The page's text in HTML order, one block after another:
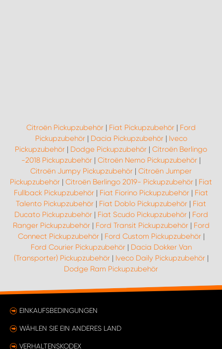
Citroën Pickupzubehör | Fiat Pickupzubehör | Ford
Pickupzubehör| Dacia Pickupzubehör| Iveco
Pickupzubehör | Dodge Pickupzubehör | Citroën Berlingo
-2018 Pickupzubehör | Citroën Nemo Pickupzubehör |
Citroën Jumpy Pickupzubehör | Citroën Jumper
Pickupzubehör | Citroën Berlingo 2019- Pickupzubehör | Fiat
Fullback Pickupzubehör | Fiat Fiorino Pickupzubehör | Fiat
Talento Pickupzubehör | Fiat Doblo Pickupzubehör | Fiat
Ducato Pickupzubehör| Fiat Scudo Pickupzubehör| Ford
Ranger Pickupzubehör| Ford Transit Pickupzubehör| Ford
Connect Pickupzubehör| Ford Custom Pickupzubehör|
Ford Courier Pickupzubehör| Dacia Dokker Van
(Transporter) Pickupzubehör| Iveco Daily Pickupzubehör|
Dodge Ram Pickupzubehör
EINKAUFSBEDINGUNGEN
WÄHLEN SIE EIN ANDERES LAND
VERHALTENSKODEX